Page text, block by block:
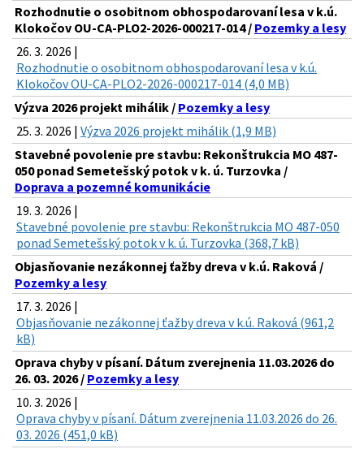
Rozhodnutie o osobitnom obhospodarovaní lesa v k.ú.
Klokočov OU-CA-PLO2-2026-000217-014 / Pozemky a lesy
26. 3. 2026 |
Rozhodnutie o osobitnom obhospodarovaní lesa v k.ú.
Klokočov OU-CA-PLO2-2026-000217-014 (4,0 MB)
Výzva 2026 projekt mihálik / Pozemky a lesy
25. 3. 2026 | Výzva 2026 projekt mihálik (1,9 MB)
Stavebné povolenie pre stavbu: Rekonštrukcia MO 487-
050 ponad Semetešský potok v k. ú. Turzovka /
Doprava a pozemné komunikácie
19. 3. 2026 |
Stavebné povolenie pre stavbu: Rekonštrukcia MO 487-050
ponad Semetešský potok v k. ú. Turzovka (368,7 kB)
Objasňovanie nezákonnej ťažby dreva v k.ú. Raková /
Pozemky a lesy
17. 3. 2026 |
Objasňovanie nezákonnej ťažby dreva v k.ú. Raková (961,2
kB)
Oprava chyby v písaní. Dátum zverejnenia 11.03.2026 do
26. 03. 2026 / Pozemky a lesy
10. 3. 2026 |
Oprava chyby v písaní. Dátum zverejnenia 11.03.2026 do 26.
03. 2026 (451,0 kB)